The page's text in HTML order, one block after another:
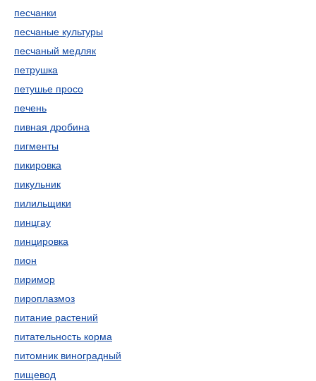
песчанки
песчаные культуры
песчаный медляк
петрушка
петушье просо
печень
пивная дробина
пигменты
пикировка
пикульник
пилильщики
пинцгау
пинцировка
пион
пиримор
пироплазмоз
питание растений
питательность корма
питомник виноградный
пищевод